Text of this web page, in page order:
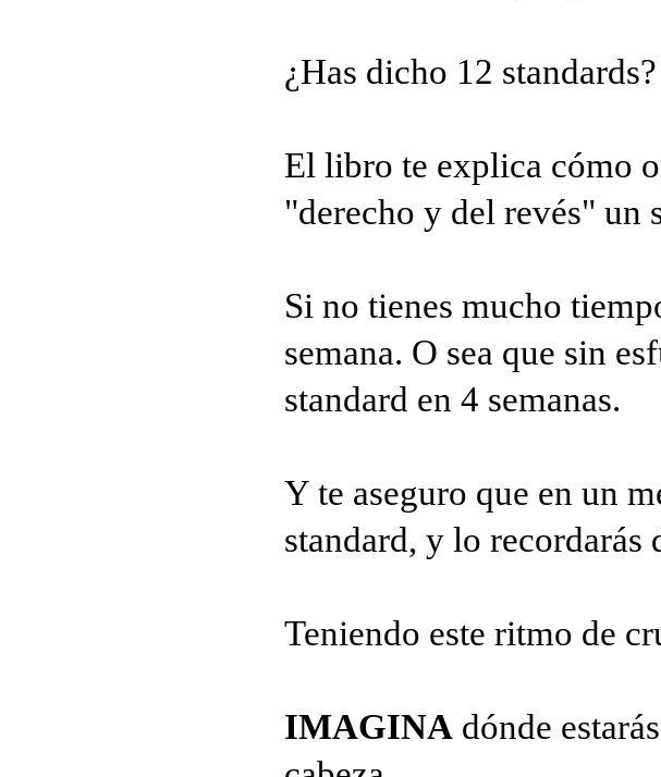
¿Has dicho 12 standards?
El libro te explica cómo
"derecho y del revés" un
Si no tienes mucho
semana. O sea que sin
standard en 4 semanas.
Y te aseguro que en un
standard, y lo
Teniendo este ritmo de
IMAGINAdónde